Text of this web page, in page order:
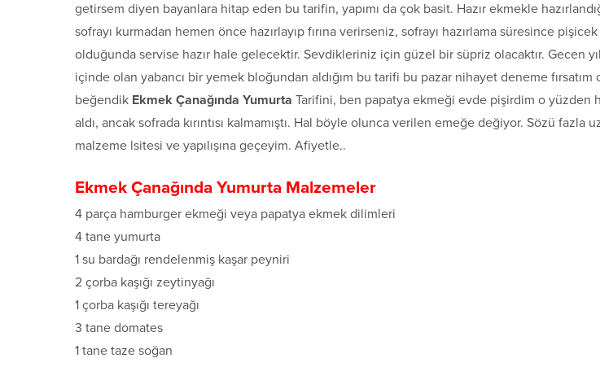
getirsem diyen bayanlara hitap eden bu tarifin, yapımı da çok basit. Hazır ekmekle
sofrayı kurmadan hemen önce hazırlayıp fırına verirseniz, sofrayı hazırlama süresince
olduğunda servise hazır hale gelecektir. Sevdikleriniz için güzel bir süpriz olacaktır. Gecen
içinde olan yabancı bir yemek bloğundan aldığım bu tarifi bu pazar nihayet deneme
beğendik Ekmek Çanağında Yumurta Tarifini, ben papatya ekmeği evde pişirdim o yüzden
aldı, ancak sofrada kırıntısı kalmamıştı. Hal böyle olunca verilen emeğe değiyor. Sözü fazla
malzeme lsitesi ve yapılışına geçeyim. Afiyetle..
Ekmek Çanağında Yumurta Malzemeler
4 parça hamburger ekmeği veya papatya ekmek dilimleri
4 tane yumurta
1 su bardağı rendelenmiş kaşar peyniri
2 çorba kaşığı zeytinyağı
1 çorba kaşığı tereyağı
3 tane domates
1 tane taze soğan